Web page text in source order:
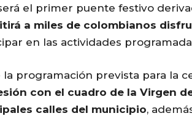
el primer puente festivo
a miles de colombianos
en las actividades
la programación prevista para la
con el cuadro de la Virgen
calles del municipio,